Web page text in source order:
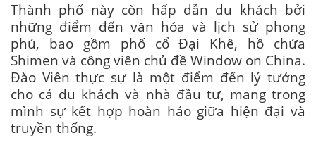
Thành phố này còn hấp dẫn du khách bởi
những điểm đến văn hóa và lịch sử phong
phú, bao gồm phố cổ Đại Khê, hồ chứa
Shimen và công viên chủ đề Window on China.
Đào Viên thực sự là một điểm đến lý tưởng
cho cả du khách và nhà đầu tư, mang trong
mình sự kết hợp hoàn hảo giữa hiện đại và
truyền thống.